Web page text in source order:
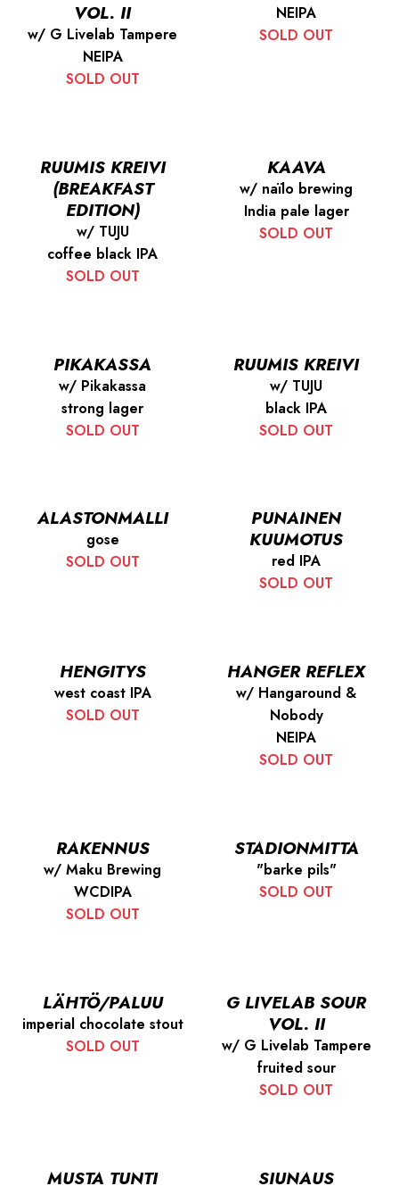
VOL. II
w/ G Livelab Tampere
NEIPA
SOLD OUT
NEIPA
SOLD OUT
RUUMIS KREIVI
(BREAKFAST
EDITION)
w/ TUJU
coffee black IPA
SOLD OUT
KAAVA
w/ naïlo brewing
India pale lager
SOLD OUT
PIKAKASSA
w/ Pikakassa
strong lager
SOLD OUT
RUUMIS KREIVI
w/ TUJU
black IPA
SOLD OUT
ALASTONMALLI
gose
SOLD OUT
PUNAINEN
KUUMOTUS
red IPA
SOLD OUT
HENGITYS
west coast IPA
SOLD OUT
HANGER REFLEX
w/ Hangaround &
Nobody
NEIPA
SOLD OUT
RAKENNUS
w/ Maku Brewing
WCDIPA
SOLD OUT
STADIONMITTA
"barke pils"
SOLD OUT
LÄHTÖ/PALUU
imperial chocolate stout
SOLD OUT
G LIVELAB SOUR
VOL. II
w/ G Livelab Tampere
fruited sour
SOLD OUT
MUSTA TUNTI SIUNAUS